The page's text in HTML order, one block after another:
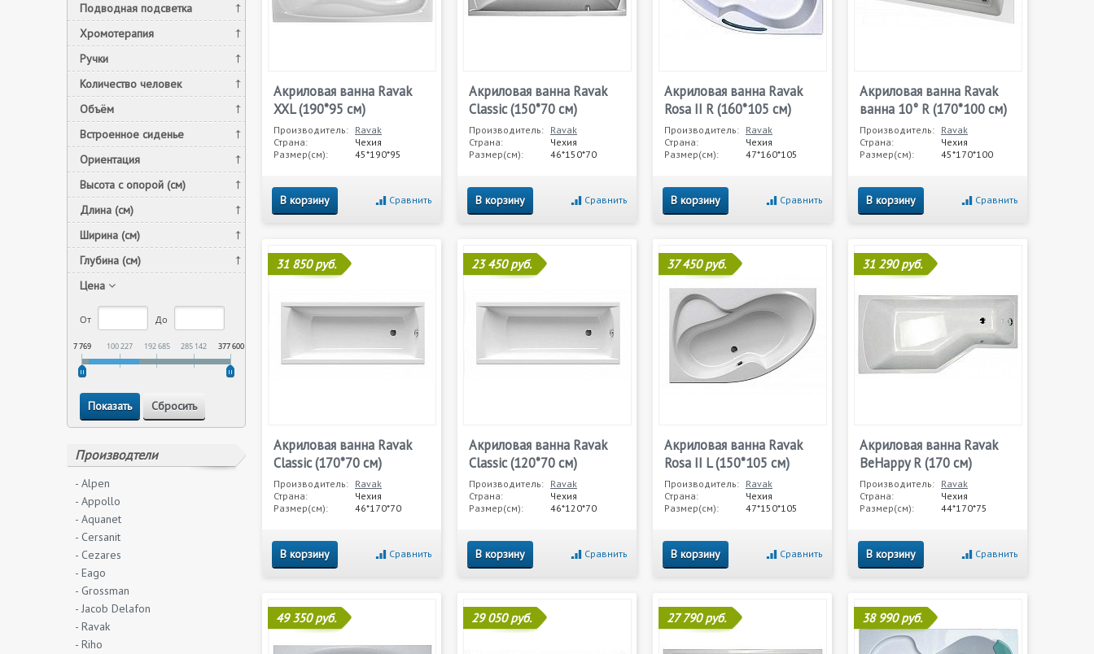
Подводная подсветка
Хромотерапия
Ручки
Количество человек
Объём
Встроенное сиденье
Ориентация
Высота с опорой (см)
Длина (см)
Ширина (см)
Глубина (см)
Цена
От До
7 769 100 227 192 685 285 142 377 600
Производтели
- Alpen
- Appollo
- Aquanet
- Cersanit
- Cezares
- Eago
- Grossman
- Jacob Delafon
- Ravak
- Riho
Акриловая ванна Ravak
XXL (190*95 см)
Производитель: Ravak
Страна:
Чехия
Размер(см):
45*190*95
В корзину Сравнить
Акриловая ванна Ravak
Classic (150*70 см)
Производитель: Ravak
Страна:
Чехия
Размер(см):
46*150*70
В корзину Сравнить
Акриловая ванна Ravak
Rosa II R (160*105 см)
Производитель: Ravak
Страна:
Чехия
Размер(см):
47*160*105
В корзину Сравнить
Акриловая ванна Ravak
ванна 10° R (170*100 см)
Производитель: Ravak
Страна:
Чехия
Размер(см):
45*170*100
В корзину Сравнить
31 850 руб.
Акриловая ванна Ravak
Classic (170*70 см)
Производитель: Ravak
Страна:
Чехия
Размер(см):
46*170*70
В корзину Сравнить
23 450 руб.
Акриловая ванна Ravak
Classic (120*70 см)
Производитель: Ravak
Страна:
Чехия
Размер(см):
46*120*70
В корзину Сравнить
37 450 руб.
Акриловая ванна Ravak
Rosa II L (150*105 см)
Производитель: Ravak
Страна:
Чехия
Размер(см):
47*150*105
В корзину Сравнить
31 290 руб.
Акриловая ванна Ravak
BeHappy R (170 см)
Производитель: Ravak
Страна:
Чехия
Размер(см):
44*170*75
В корзину Сравнить
49 350 руб. 29 050 руб. 27 790 руб. 38 990 руб.